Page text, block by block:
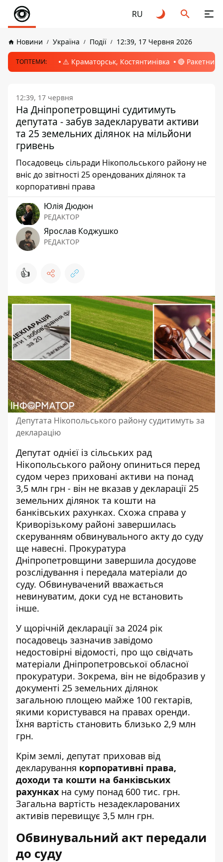
RU
Новини Україна Події 12:39, 17 Червня 2026
ТОПТЕМИ: ⚠️ Краматорськ, Костянтинівка 🔴 Ракетний
12:39, 17 червня
На Дніпропетровщині судитимуть
депутата - забув задекларувати активи
та 25 земельних ділянок на мільйони
гривень
Посадовець сільради Нікопольського району не
вніс до звітності 25 орендованих ділянок та
корпоративні права
Юлія Дюдюн
РЕДАКТОР
Ярослав Коджушко
РЕДАКТОР
👍
Депутата Нікопольського району судитимуть за
декларацію
Депутат однієї із сільських рад
Нікопольського району опиниться перед
судом через приховані активи на понад
3,5 млн грн - він не вказав у декларації 25
земельних ділянок та кошти на
банківських рахунках. Схожа справа у
Криворізькому районі завершилась
скеруванням обвинувального акту до суду
ще навесні. Прокуратура
Дніпропетровщини завершила досудове
розслідування і передала матеріали до
суду. Обвинувачений вважається
невинуватим, доки суд не встановить
інше.
У щорічній декларації за 2024 рік
посадовець зазначив завідомо
недостовірні відомості, про що свідчать
матеріали Дніпропетровської обласної
прокуратури. Зокрема, він не відобразив у
документі 25 земельних ділянок
загальною площею майже 100 гектарів,
якими користувався на правах оренди.
Їхня вартість становить близько 2,9 млн
грн.
Крім землі, депутат приховав від
декларування корпоративні права,
доходи та кошти на банківських
рахунках на суму понад 600 тис. грн.
Загальна вартість незадекларованих
активів перевищує 3,5 млн грн.
Обвинувальний акт передали
до суду